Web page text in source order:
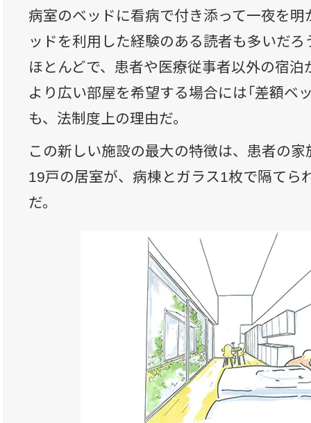
病室のベッドに看病で付き添って一夜を
ッドを利用した経験のある読者も多いだ
ほとんどで、患者や医療従事者以外の宿
より広い部屋を希望する場合には「差額ベ
も、法制度上の理由だ。
この新しい施設の最大の特徴は、患者の
19戸の居室が、病棟とガラス1枚で隔てら
だ。